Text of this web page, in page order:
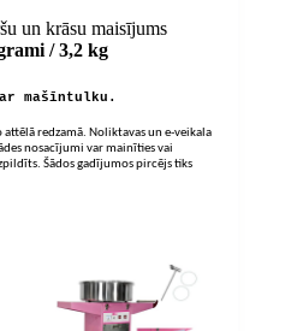
un krāsu maisījums
/ 3,2 kg
mašīntulku.
attēlā redzamā. Noliktavas un e-veikala
nosacījumi var mainīties vai
Šādos gadījumos pircējs tiks